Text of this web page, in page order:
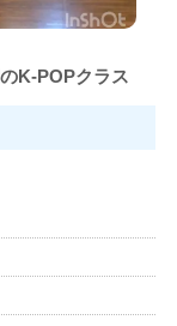
K-POPクラス